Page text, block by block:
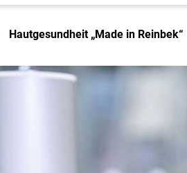
Hautgesundheit „Made in Reinbek“